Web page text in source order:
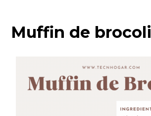
Muffin de brocoli